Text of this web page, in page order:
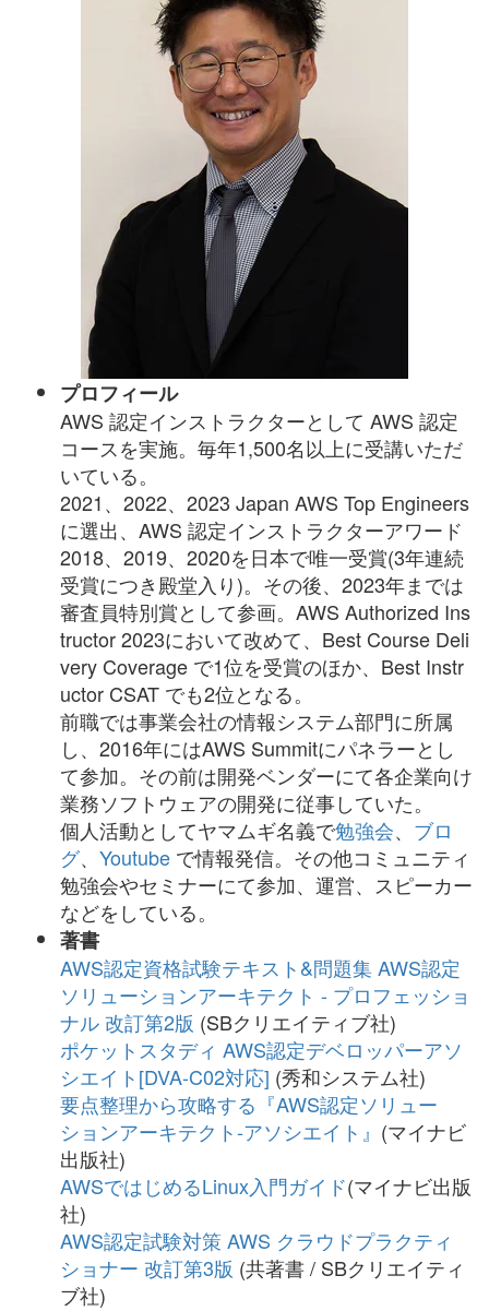
プロフィール
AWS 認定インストラクターとして AWS 認定
コースを実施。毎年1,500名以上に受講いただ
いている。
2021、2022、2023 Japan AWS Top Engineers
に選出、 AWS 認定インストラクターアワード
2018、2019、2020を日本で唯一受賞(3年連続
受賞につき殿堂入り)。 その後、2023年までは
審査員特別賞として参画。AWS Authorized Ins
tructor 2023において改めて、Best Course Deli
very Coverage で1位を受賞のほか、Best Instr
uctor CSAT でも2位となる。
前職では事業会社の情報システム部門に所属
し、2016年にはAWS Summitにパネラーとし
て参加。その前は開発ベンダーにて各企業向け
業務ソフトウェアの開発に従事していた。
個人活動としてヤマムギ名義で勉強会、 ブロ
グ、 Youtube で情報発信。その他コミュニティ
勉強会やセミナーにて参加、運営、スピーカー
などをしている。
著書
AWS認定資格試験テキスト&問題集 AWS認定
ソリューションアーキテクト - プロフェッショ
ナル 改訂第2版 (SBクリエイティブ社)
ポケットスタディ AWS認定デベロッパーアソ
シエイト[DVA-C02対応] (秀和システム社)
要点整理から攻略する『AWS認定ソリュー
ションアーキテクト-アソシエイト』 (マイナビ
出版社)
AWSではじめるLinux入門ガイド(マイナビ出版
社)
AWS認定試験対策 AWS クラウドプラクティ
ショナー 改訂第3版 (共著書/ SBクリエイティ
ブ社)